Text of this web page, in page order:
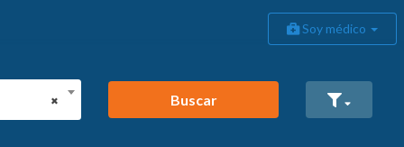
Soy médico
× Buscar